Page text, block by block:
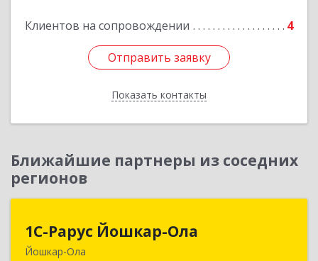
Клиентов на сопровождении 4
Отправить заявку
Показать контакты
Отправить заявку
Назад
Ближайшие партнеры из соседних
регионов
1С-Рарус Йошкар-Ола
Йошкар-Ола
424004, Марий Эл Респ, Йошкар-Ола г, Волкова